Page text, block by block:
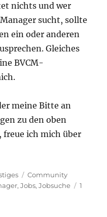
nichts und wer
sucht, sollte
ein oder anderen
Gleiches
BVCM-
meine Bitte an
zu den oben
ich mich über
Schlagwörter
Community
,Jobs,Jobsuche
1